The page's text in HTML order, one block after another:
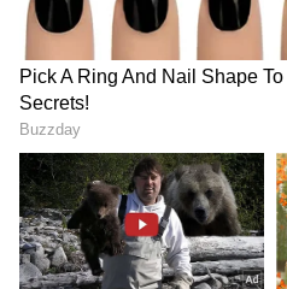
ಸಾಗುತ್ತಿದ್ದಾನೆ. ಇದು ನಿಮ್ಮ
ಜೀವನದಲ್ಲಿ ಪ್ರಗತಿ ಮತ್ತು
ಸಾಧ್ಯತೆಯಿದೆ. ಈ ಸಮಯವು
ಆತ್ಮವಿಶ್ವಾಸದ
ಜೀವನದಲ್ಲಿ ಪ್ರಗತಿ ಮತ್ತು
ವಿಷಯದಲ್ಲಿ, ಮಂಗಳನ ಶಕ್ತಿಯು
ಹೊಸ ಎತ್ತರವನ್ನು ತಲುಪಲು